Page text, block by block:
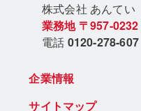
株式会社 あんてい
業務地 〒957-0232
電話 0120-278-607
企業情報
サイトマップ